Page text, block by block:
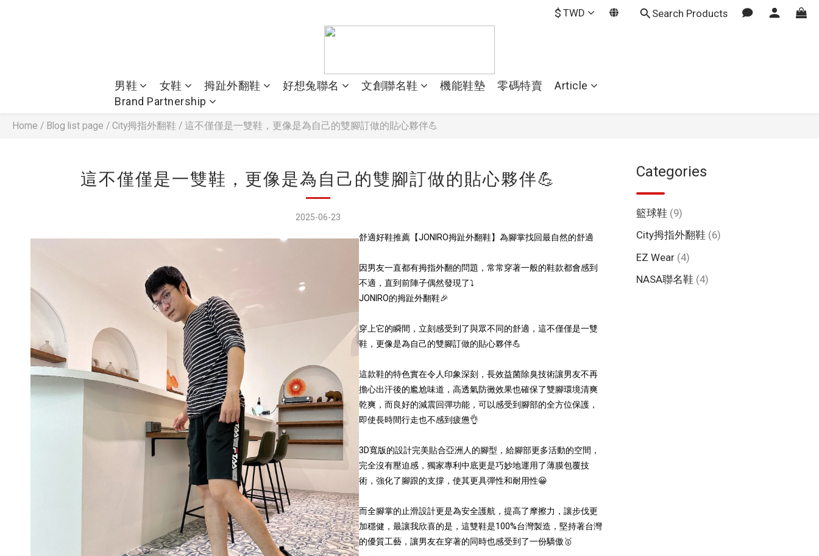
$ TWD Search Products
男鞋 女鞋 拇趾外翻鞋 好想兔聯名 文創聯名鞋 機能鞋墊 零碼特賣
Article
Brand Partnership
Home / Blog list page / City拇指外翻鞋 / 這不僅僅是一雙鞋，更像是為自己的雙腳訂做的貼心夥伴💪
這不僅僅是一雙鞋，更像是為自己的雙腳訂做的貼心夥伴💪
2025-06-23
舒適好鞋推薦【JONIRO拇趾外翻鞋】為腳掌找回最自然的舒適
因男友一直都有拇指外翻的問題，常常穿著一般的鞋款都會感到
不適，直到前陣子偶然發現了⤵️
JONIRO的拇趾外翻鞋🎉
穿上它的瞬間，立刻感受到了與眾不同的舒適，這不僅僅是一雙
鞋，更像是為自己的雙腳訂做的貼心夥伴💪
這款鞋的特色實在令人印象深刻，長效益菌除臭技術讓男友不再
擔心出汗後的尷尬味道，高透氣防黴效果也確保了雙腳環境清爽
乾爽，而良好的減震回彈功能，可以感受到腳部的全方位保護，
即使長時間行走也不感到疲憊👌
3D寬版的設計完美貼合亞洲人的腳型，給腳部更多活動的空間，
完全沒有壓迫感，獨家專利中底更是巧妙地運用了薄膜包覆技
術，強化了腳跟的支撐，使其更具彈性和耐用性😀
而全腳掌的止滑設計更是為安全護航，提高了摩擦力，讓步伐更
加穩健，最讓我欣喜的是，這雙鞋是100%台灣製造，堅持著台灣
的優質工藝，讓男友在穿著的同時也感受到了一份驕傲🥇
Categories
籃球鞋 (9)
City拇指外翻鞋 (6)
EZ Wear (4)
NASA聯名鞋 (4)